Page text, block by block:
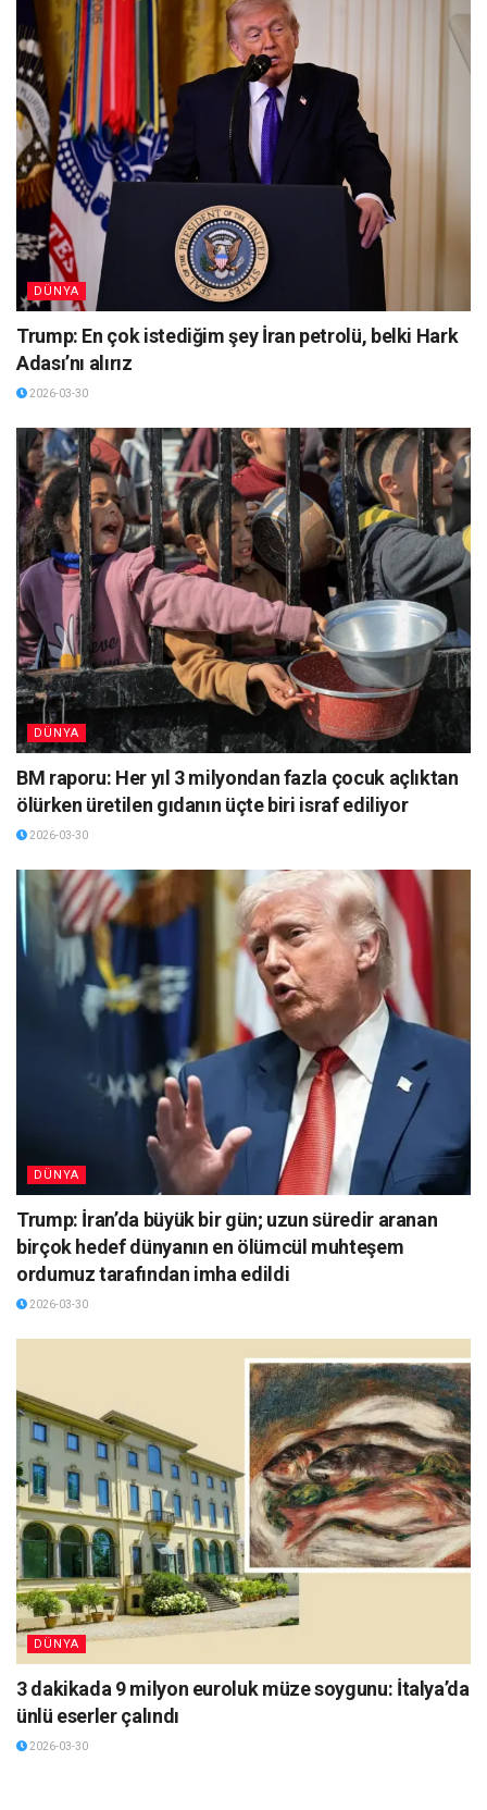
DÜNYA
Trump: En çok istediğim şey İran petrolü, belki Hark
Adası’nı alırız
2026-03-30
DÜNYA
BM raporu: Her yıl 3 milyondan fazla çocuk açlıktan
ölürken üretilen gıdanın üçte biri israf ediliyor
2026-03-30
DÜNYA
Trump: İran’da büyük bir gün; uzun süredir aranan
birçok hedef dünyanın en ölümcül muhteşem
ordumuz tarafından imha edildi
2026-03-30
DÜNYA
3 dakikada 9 milyon euroluk müze soygunu: İtalya’da
ünlü eserler çalındı
2026-03-30